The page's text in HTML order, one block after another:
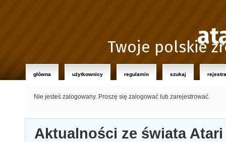
Twoje polskie
główna użytkownicy regulamin szukaj
Nie jesteś zalogowany. Proszę się zalogować lub zarejestrować.
Aktualności ze świata Atari